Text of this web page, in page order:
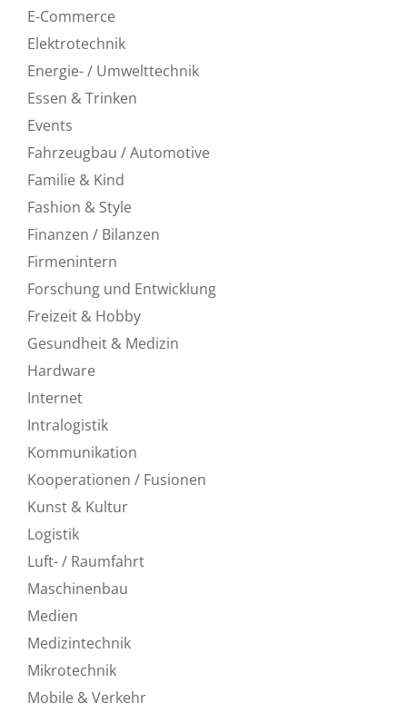
E-Commerce
Elektrotechnik
Energie- / Umwelttechnik
Essen & Trinken
Events
Fahrzeugbau / Automotive
Familie & Kind
Fashion & Style
Finanzen / Bilanzen
Firmenintern
Forschung und Entwicklung
Freizeit & Hobby
Gesundheit & Medizin
Hardware
Internet
Intralogistik
Kommunikation
Kooperationen / Fusionen
Kunst & Kultur
Logistik
Luft- / Raumfahrt
Maschinenbau
Medien
Medizintechnik
Mikrotechnik
Mobile & Verkehr